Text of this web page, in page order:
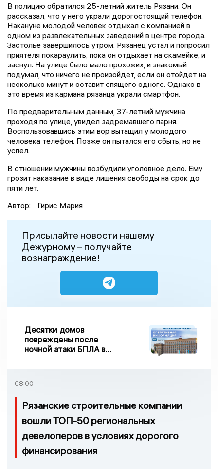
В полицию обратился 25-летний житель Рязани. Он
рассказал, что у него украли дорогостоящий телефон.
Накануне молодой человек отдыхал с компанией в
одном из развлекательных заведений в центре города.
Застолье завершилось утром. Рязанец устал и попросил
приятеля покараулить, пока он отдыхает на скамейке, и
заснул. На улице было мало прохожих, и знакомый
подумал, что ничего не произойдет, если он отойдет на
несколько минут и оставит спящего одного. Однако в
это время из кармана рязанца украли смартфон.
По предварительным данным, 37-летний мужчина
проходя по улице, увидел задремавшего парня.
Воспользовавшись этим вор вытащил у молодого
человека телефон. Позже он пытался его сбыть, но не
успел.
В отношении мужчины возбудили уголовное дело. Ему
грозит наказание в виде лишения свободы на срок до
пяти лет.
Автор:
Гирис Мария
Присылайте новости нашему
Дежурному – получайте
вознаграждение!
Десятки домов
повреждены после
ночной атаки БПЛА в
08:00
Рязанские строительные компании
вошли ТОП-50 региональных
девелоперов в условиях дорогого
финансирования